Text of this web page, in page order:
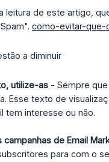
leitura de este artigo,
como-evitar-que-
a diminuir
utilize-as - Sempre
Esse texto de
tem interesse ou não.
de Email
para com o